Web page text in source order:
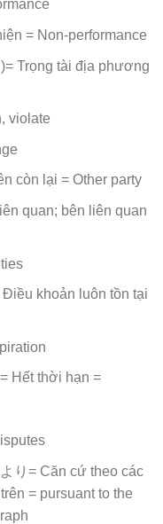
= Non-performance
Trọng tài địa phương
violate
còn lại = Other party
quan; bên liên quan
khoản luôn tồn tại
Hết thời hạn =
り= Căn cứ theo các
= pursuant to the